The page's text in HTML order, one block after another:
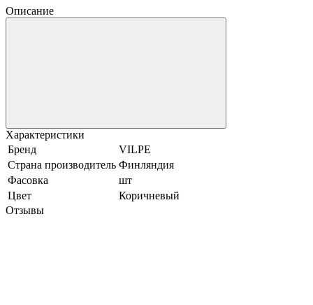
Описание
Характеристики
Бренд
VILPE
Страна производитель Финляндия
Фасовка
шт
Цвет
Коричневый
Отзывы